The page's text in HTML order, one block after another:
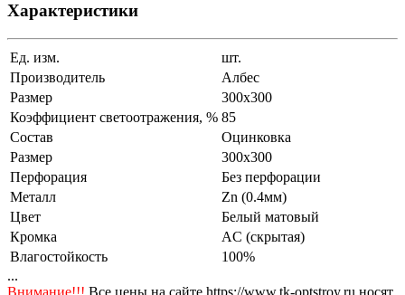
Характеристики
Ед. изм.
шт.
Производитель
Албес
Размер
300x300
Коэффициент светоотражения, % 85
Состав
Оцинковка
Размер
300x300
Перфорация
Без перфорации
Металл
Zn (0.4мм)
Цвет
Белый матовый
Кромка
AC (скрытая)
Влагостойкость
100%
...
Внимание!!! Все цены на сайте https://www.tk-optstroy.ru носят